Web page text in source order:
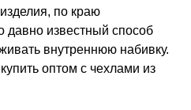
по краю
давно известный способ
внутреннюю набивку.
оптом с чехлами из